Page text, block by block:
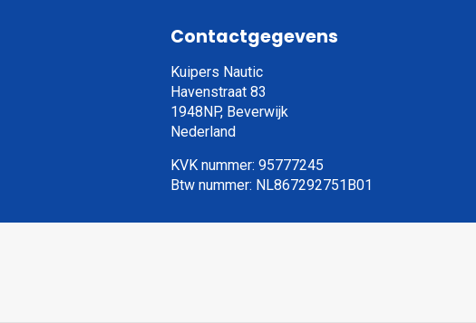
Contactgegevens
Kuipers Nautic
Havenstraat 83
1948NP, Beverwijk
Nederland
KVK nummer: 95777245
Btw nummer: NL867292751B01